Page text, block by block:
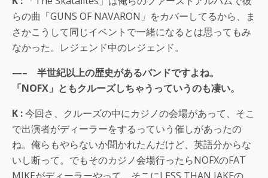
らの曲「GUNS OF NAVARON」をカバーしてるから、ま
さかこうして同じイベントで一緒になるとは思ってもみ
なかった。レジェンド中のレジェンド。
—– 半世紀以上の歴史があるバンドですよね。
「NOFX」ともクルーズしちゃうっていうのも凄い。
K :今回さ、クルーズの中にカジノの会場があって、そこ
で出演者がディーラーをするっていう催しがあったの
ね。俺らもやらないか聞かれたんだけど、英語分からな
いし断って。でもそのカジノ会場行ったらNOFXのFAT